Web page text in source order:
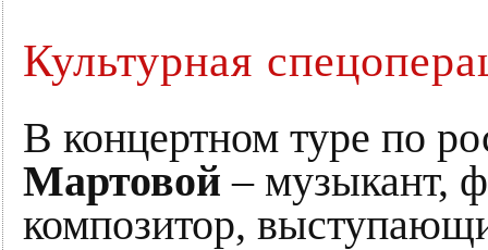
Культурная
В концертном туре по
Мартовой– музыкант,
композитор,